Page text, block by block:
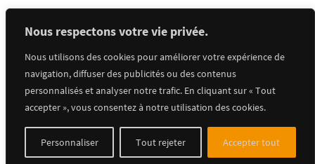
Nous respectons votre vie privée.
Nous utilisons des cookies pour améliorer votre expérience de
navigation, diffuser des publicités ou des contenus
personnalisés et analyser notre trafic. En cliquant sur « Tout
accepter », vous consentez à notre utilisation des cookies.
Personnaliser Tout rejeter Accepter tout
Retrouvez toute la programmation dans
l’agenda !
Ajouter au calendrier